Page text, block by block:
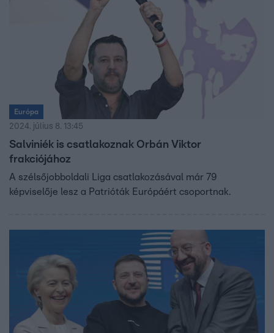
Európa
2024. július 8. 13:45
Salviniék is csatlakoznak Orbán Viktor
frakciójához
A szélsőjobboldali Liga csatlakozásával már 79
képviselője lesz a Patrióták Európáért csoportnak.